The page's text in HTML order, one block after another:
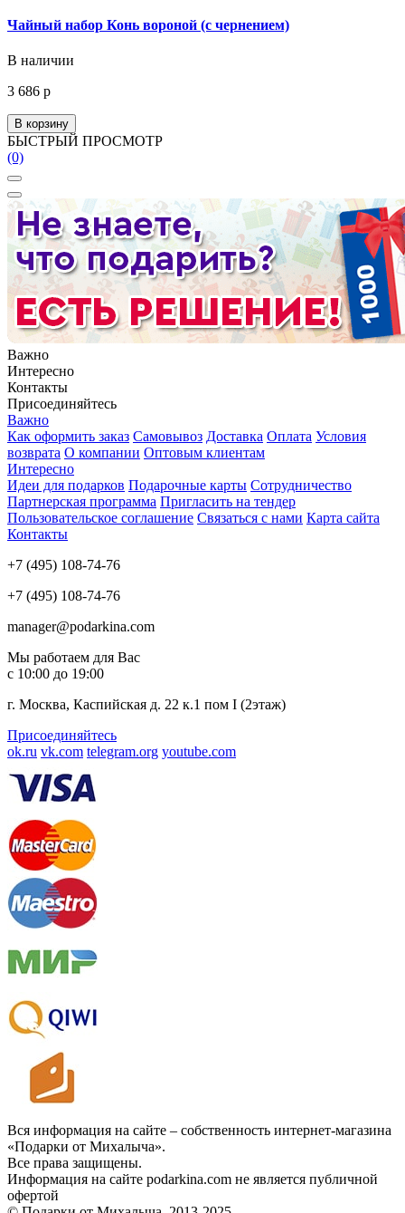
Чайный набор Конь вороной (с чернением)
В наличии
3 686 р
В корзину
БЫСТРЫЙ ПРОСМОТР
(0)
Важно
Интересно
Контакты
Присоединяйтесь
Важно
Как оформить заказ Самовывоз Доставка Оплата Условия
возврата О компании Оптовым клиентам
Интересно
Идеи для подарков Подарочные карты Сотрудничество
Партнерская программа Пригласить на тендер
Пользовательское соглашение Связаться с нами Карта сайта
Контакты
+7 (495) 108-74-76
+7 (495) 108-74-76
manager@podarkina.com
Мы работаем для Вас
с 10:00 до 19:00
г. Москва, Каспийская д. 22 к.1 пом I (2этаж)
Присоединяйтесь
ok.ru vk.com telegram.org youtube.com
Вся информация на сайте – собственность интернет-магазина
«Подарки от Михалыча».
Все права защищены.
Информация на сайте podarkina.com не является публичной
офертой